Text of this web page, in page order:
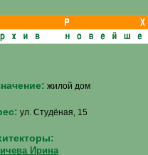
жилой дом
ул. Студёная, 15
Ирина